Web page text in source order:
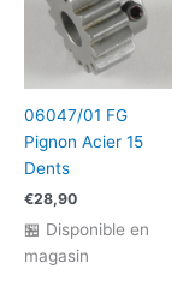
06047/01 FG
Pignon Acier 15
Dents
€28,90
🏪 Disponible en
magasin